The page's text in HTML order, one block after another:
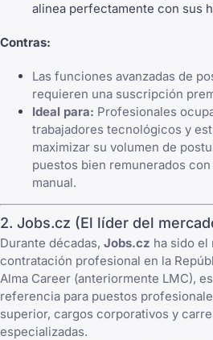
alinea perfectamente con sus
Contras:
Las funciones avanzadas de
requieren una suscripción
Ideal para: Profesionales
trabajadores tecnológicos y
maximizar su volumen de
puestos bien remunerados
manual.
2. Jobs.cz (El líder del
Durante décadas, Jobs.cz ha sido
contratación profesional en la
Alma Career (anteriormente LMC),
referencia para puestos
superior, cargos corporativos y
especializadas.